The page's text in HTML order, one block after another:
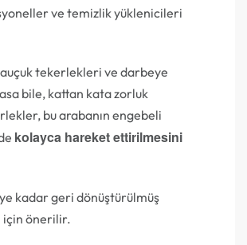
ve temizlik yüklenicileri
tekerlekleri ve darbeye
bile, kattan kata zorluk
bu arabanın engebeli
kolayca hareket ettirilmesini
kadar geri dönüştürülmüş
önerilir.